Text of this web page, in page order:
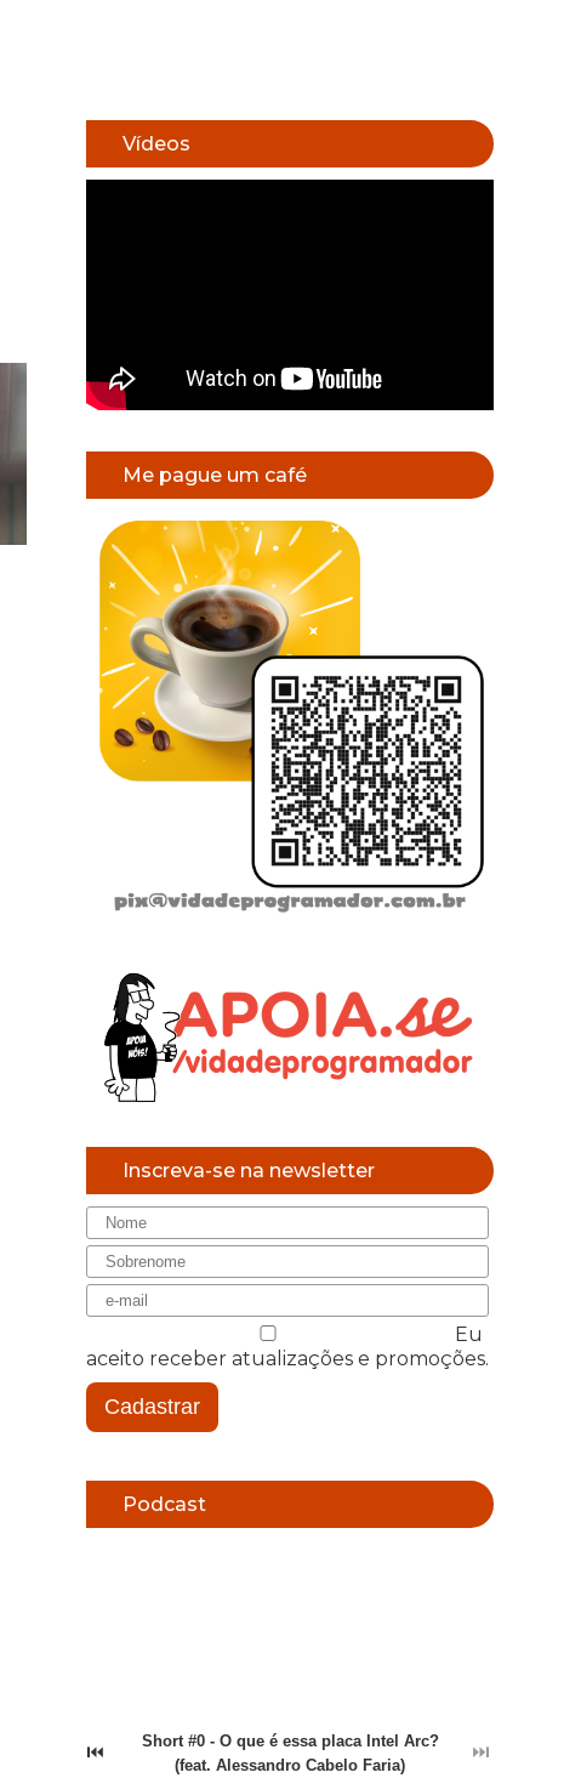
Vídeos
Me pague um café
Inscreva-se na newsletter
Eu
aceito receber atualizações e promoções.
Cadastrar
Podcast
⏮
Short #0 - O que é essa placa Intel Arc?
(feat. Alessandro Cabelo Faria)
⏭